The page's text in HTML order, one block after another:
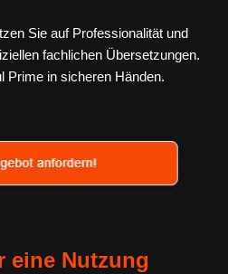
Sie auf Professionalität und
fachlichen Übersetzungen.
Prime in sicheren Händen.
eine Nutzung